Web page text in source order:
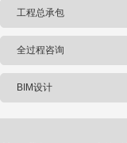
工程总承包
全过程咨询
BIM设计